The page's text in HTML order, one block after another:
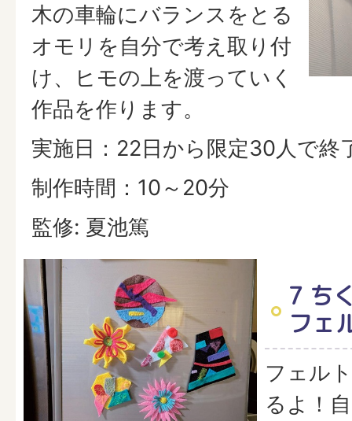
木の車輪にバランスをとる
オモリを自分で考え取り付
け、ヒモの上を渡っていく
作品を作ります。
実施日：22日から限定30人で終
制作時間：10～20分
監修: 夏池篤
7 ち
フェ
フェル
るよ！